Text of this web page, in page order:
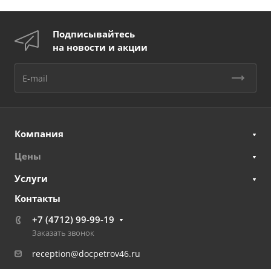
Подписывайтесь
на новости и акции
Компания
Цены
Услуги
Контакты
+7 (4712) 99-99-19
Заказать звонок
reception@docpetrov46.ru